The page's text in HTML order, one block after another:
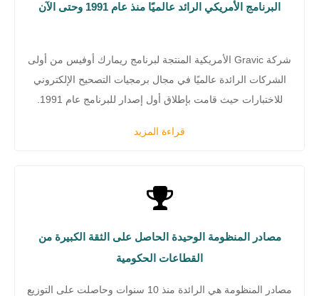
البرنامج الأمريكي الرائد عالميًا منذ عام 1991 وحتى الآن
شركة Gravic الأمريكية المنتجة لبرنامج ريمارك أوفيس من أولى
الشركات الرائدة عالميًا في مجال برمجيات التصحيح الإلكتروني
للاختبارات حيث قامت بإطلاق أول إصدار للبرنامج عام 1991.
قراءة المزيد
مصادر المنظومة الوحيدة الحاصل على الثقة الكبيرة من
القطاعات الحكومية
مصادر المنظومة هي الرائدة منذ 10 سنوات وحاصلت على التوزيع